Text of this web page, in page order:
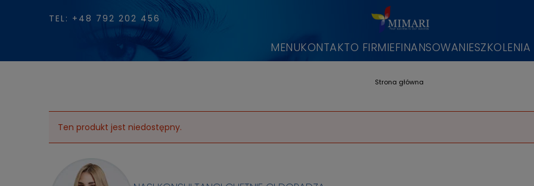
TEL: +48 792 202 456
MENUKONTAKTO FIRMIEFINANSOWANIESZKOLENIA
Strona główna
Ten produkt jest niedostępny.